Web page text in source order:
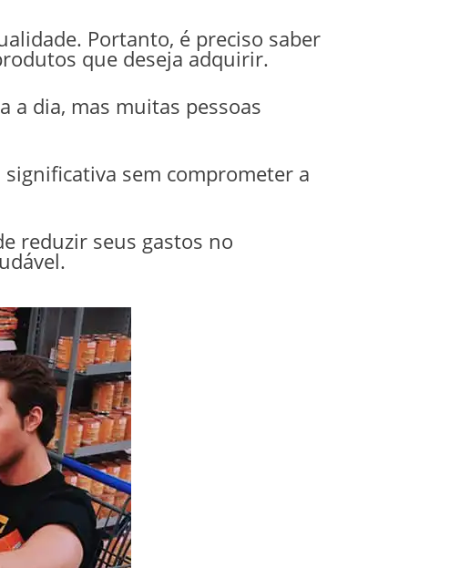
Portanto, é preciso saber
que deseja adquirir.
a dia, mas muitas pessoas
sem comprometer a
reduzir seus gastos no